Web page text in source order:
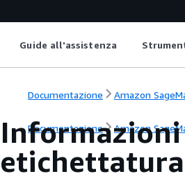
Guide all'assistenza
Documentazione Amazon
Documentazione Amazon
Informazioni